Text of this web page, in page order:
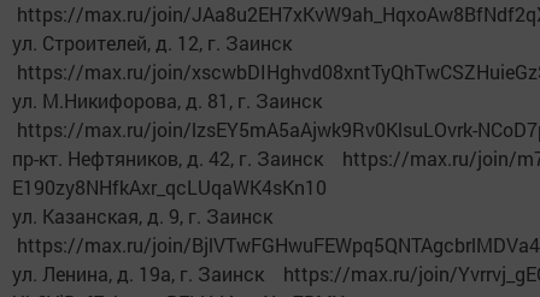
https://max.ru/join/
ул. Строителей, д. 12, г. Заинск
https://max.ru/join/
ул. М.Никифорова, д. 81, г. Заинск
https://max.ru/join/lzsEY5mA5aAjwk9Rv0KlsuLOvrk-
пр-кт. Нефтяников, д. 42, г. Заинск https://max.ru/join/
E190zy8NHfkAxr_qcLUqaWK4sKn10
ул. Казанская, д. 9, г. Заинск
https://max.ru/join/
ул. Ленина, д. 19а, г. Заинск https://max.ru/join/